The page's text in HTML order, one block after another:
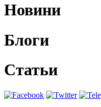
Новини
Блоги
Статьи